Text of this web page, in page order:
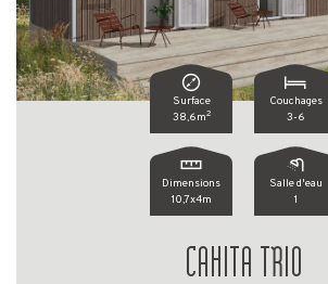
Surface
38,6m2
Couchages
3-6
Dimensions
10,7x4m
Salle d'eau
1
CAHITA TRIO